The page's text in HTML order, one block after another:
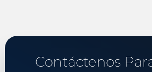
Contáctenos